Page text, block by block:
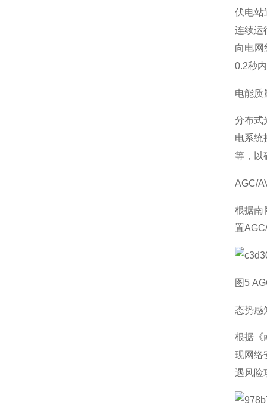
伏电站
连续运
向电网
0.2秒
电能质
分布式
电系统
等，以
AGC/
根据南
置
图5
态势感
根据《
现网络
遇风险